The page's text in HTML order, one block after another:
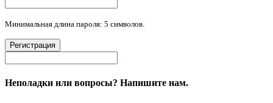
Минимальная длина пароля: 5 символов.
Регистрация
Неполадки или вопросы? Напишите нам.